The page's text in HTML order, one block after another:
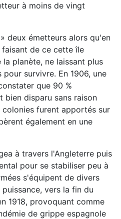
à moins de vingt
deux émetteurs alors qu'en
de ce cette île
planète, ne laissant plus
survivre. En 1906, une
que 90 %
bien disparu sans raison
colonies furent apportés sur
également en une
à travers l'Angleterre puis
pour se stabiliser peu à
s'équipent de divers
vers la fin du
1918, provoquant comme
de grippe espagnole